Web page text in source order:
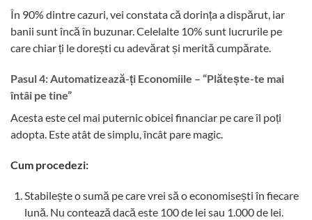
În 90% dintre cazuri, vei constata că dorința a dispărut, iar
banii sunt încă în buzunar. Celelalte 10% sunt lucrurile pe
care chiar ți le dorești cu adevărat și merită cumpărate.
Pasul 4: Automatizează-ți Economiile – “Plătește-te mai
întâi pe tine”
Acesta este cel mai puternic obicei financiar pe care îl poți
adopta. Este atât de simplu, încât pare magic.
Cum procedezi:
Stabilește o sumă pe care vrei să o economisești în fiecare
lună. Nu contează dacă este 100 de lei sau 1.000 de lei.